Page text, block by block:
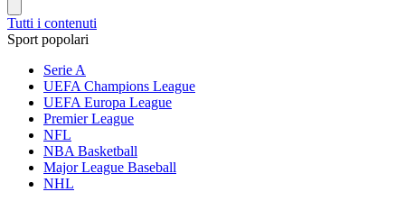
Tutti i contenuti
Sport popolari
Serie A
UEFA Champions League
UEFA Europa League
Premier League
NFL
NBA Basketball
Major League Baseball
NHL